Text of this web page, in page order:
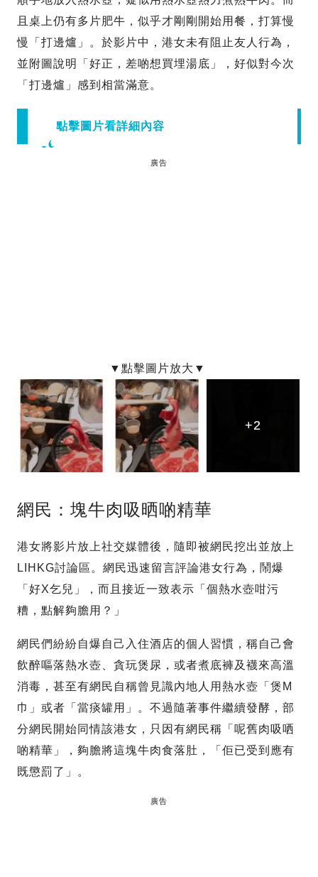
且桌上仍有多片肥牛，似乎才剛剛開始用餐，打算慢
慢「打邊爐」。於影片中，港女未有阻止友人行為，
並附圖說明「好正，差啲想買埋湯底」，好似對今次
「打邊爐」感到相當滿意。
點擊圖片看詳細內容
廣告
+2
+2
+2
網民：塊牛肉吸晒啲精華
港女將影片放上社交媒體後，隨即被網民挖出並放上
LIHKG討論區。網民迅速留言評論港女行為，鬧爆
「好X乞兒」，而且接近一致表示「個熱水壺咁污
糟，點解夠膽用？」
網民們紛紛自爆自己入住酒店的個人習慣，稱自己會
飲醉嘔落熱水壺、貪玩煲尿，或者煮底褲及襪來高溫
消毒，甚至有網民自稱曾見識內地人用熱水壺「煲M
巾」或者「當痰罐用」。不過隨著事件繼續發酵，部
分網民開始同情該港女，只因有網民稱「呢舊肉吸哂
啲精華」，夠膽將這塊牛肉食落肚，「佢已受到應有
既懲罰了」。
廣告